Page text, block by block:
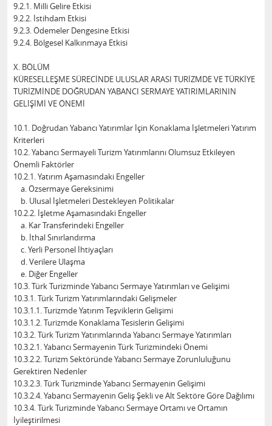
9.2.1. Milli Gelire Etkisi
9.2.2. İstihdam Etkisi
9.2.3. Ödemeler Dengesine Etkisi
9.2.4. Bölgesel Kalkınmaya Etkisi
X. BÖLÜM
KÜRESELLEŞME SÜRECİNDE ULUSLAR ARASI TURİZMDE VE TÜRKİYE
TURİZMİNDE DOĞRUDAN YABANCI SERMAYE YATIRIMLARININ
GELİŞİMİ VE ÖNEMİ
10.1. Doğrudan Yabancı Yatırımlar İçin Konaklama İşletmeleri Yatırım
Kriterleri
10.2. Yabancı Sermayeli Turizm Yatırımlarını Olumsuz Etkileyen
Önemli Faktörler
10.2.1. Yatırım Aşamasındaki Engeller
a. Özsermaye Gereksinimi
b. Ulusal İşletmeleri Destekleyen Politikalar
10.2.2. İşletme Aşamasındaki Engeller
a. Kar Transferindeki Engeller
b. İthal Sınırlandırma
c. Yerli Personel İhtiyaçları
d. Verilere Ulaşma
e. Diğer Engeller
10.3. Türk Turizminde Yabancı Sermaye Yatırımları ve Gelişimi
10.3.1. Türk Turizm Yatırımlarındaki Gelişmeler
10.3.1.1. Turizmde Yatırım Teşviklerin Gelişimi
10.3.1.2. Turizmde Konaklama Tesislerin Gelişimi
10.3.2. Türk Turizm Yatırımlarında Yabancı Sermaye Yatırımları
10.3.2.1. Yabancı Sermayenin Türk Turizmindeki Önemi
10.3.2.2. Turizm Sektöründe Yabancı Sermaye Zorunluluğunu
Gerektiren Nedenler
10.3.2.3. Türk Turizminde Yabancı Sermayenin Gelişimi
10.3.2.4. Yabancı Sermayenin Geliş Şekli ve Alt Sektöre Göre Dağılımı
10.3.4. Türk Turizminde Yabancı Sermaye Ortamı ve Ortamın
İyileştirilmesi